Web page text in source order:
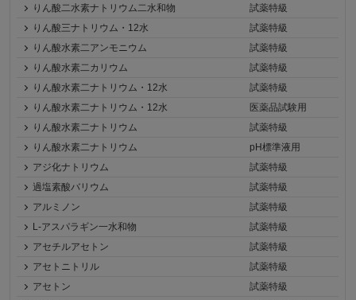
りん酸二水素ナトリウム二水和物
試薬特級
りん酸三ナトリウム・12水
試薬特級
りん酸水素二アンモニウム
試薬特級
りん酸水素二カリウム
試薬特級
りん酸水素二ナトリウム・12水
試薬特級
りん酸水素二ナトリウム・12水
医薬品試験用
りん酸水素二ナトリウム
試薬特級
りん酸水素二ナトリウム
pH標準液用
アジ化ナトリウム
試薬特級
過塩素酸バリウム
試薬特級
アルミノン
試薬特級
L-アスパラギン一水和物
試薬特級
アセチルアセトン
試薬特級
アセトニトリル
試薬特級
アセトン
試薬特級